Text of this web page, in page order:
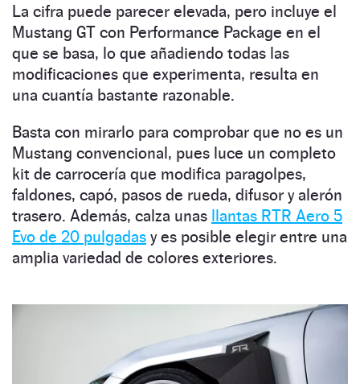
La cifra puede parecer elevada, pero incluye el
Mustang GT con Performance Package en el
que se basa, lo que añadiendo todas las
modificaciones que experimenta, resulta en
una cuantía bastante razonable.
Basta con mirarlo para comprobar que no es un
Mustang convencional, pues luce un completo
kit de carrocería que modifica paragolpes,
faldones, capó, pasos de rueda, difusor y alerón
trasero. Además, calza unas llantas RTR Aero 5
Evo de 20 pulgadas y es posible elegir entre una
amplia variedad de colores exteriores.